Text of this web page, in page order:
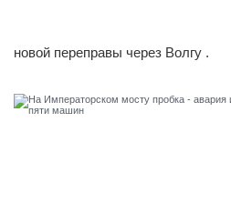
новой переправы через Волгу .